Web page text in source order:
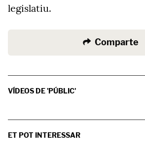
legislatiu.
Comparte
VÍDEOS DE 'PÚBLIC'
ET POT INTERESSAR